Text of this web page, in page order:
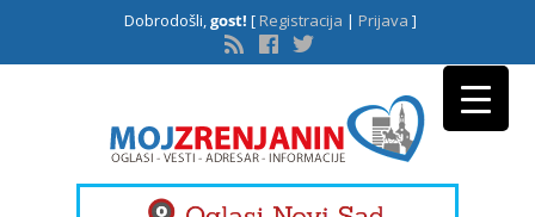
Dobrodošli,gost! [Registracija | Prijava ]